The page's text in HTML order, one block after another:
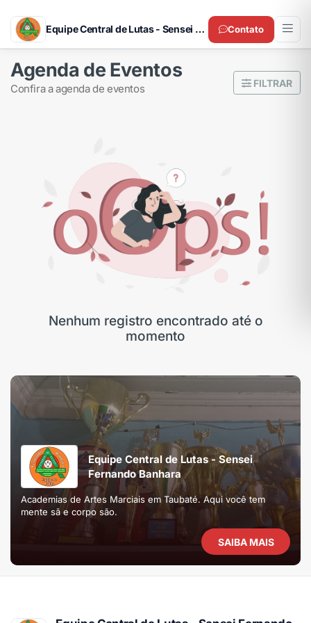
Equipe Central de Lutas - Sensei Fernando Banhara Contato
Agenda de Eventos
confira a agenda de eventos FILTRAR
Nenhum registro encontrado até o
momento
Equipe Central de Lutas - Sensei
Fernando Banhara
Academias de Artes Marciais em Taubaté. Aqui você tem
mente sã e corpo são.
SAIBA MAIS